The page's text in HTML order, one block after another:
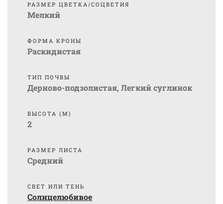
РАЗМЕР ЦВЕТКА/СОЦВЕТИЯ
Мелкий
ФОРМА КРОНЫ
Раскидистая
ТИП ПОЧВЫ
Дерново-подзолистая, Легкий суглинок
ВЫСОТА (М)
2
РАЗМЕР ЛИСТА
Средний
СВЕТ ИЛИ ТЕНЬ
Солнцелюбивое